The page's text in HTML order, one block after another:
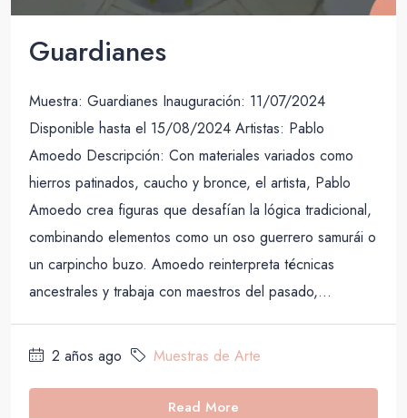
Guardianes
Muestra: Guardianes Inauguración: 11/07/2024
Disponible hasta el 15/08/2024 Artistas: Pablo
Amoedo Descripción: Con materiales variados como
hierros patinados, caucho y bronce, el artista, Pablo
Amoedo crea figuras que desafían la lógica tradicional,
combinando elementos como un oso guerrero samurái o
un carpincho buzo. Amoedo reinterpreta técnicas
ancestrales y trabaja con maestros del pasado,...
2 años ago Muestras de Arte
Read More